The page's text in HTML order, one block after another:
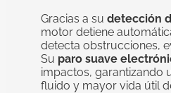
Gracias a su detección
motor detiene
detecta obstrucciones,
Su paro suave
impactos, garantizando
fluido y mayor vida útil